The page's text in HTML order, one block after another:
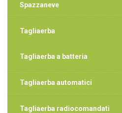
Spazzaneve
Tagliaerba
Tagliaerba a batteria
Tagliaerba automatici
Tagliaerba radiocomandati